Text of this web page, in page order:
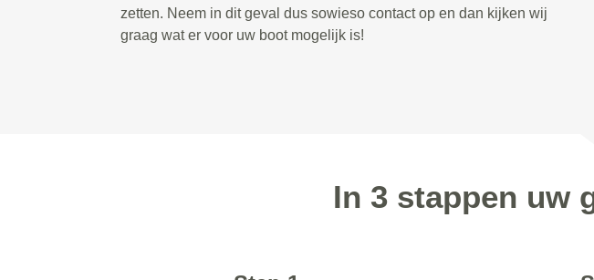
zetten. Neem in dit geval dus sowieso contact op en dan kijken wij
graag wat er voor uw boot mogelijk is!
In 3 stappen uw